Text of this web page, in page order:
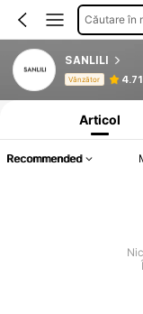
Căutare în
SANLILI
Vânzător 4.71
Informații despre
Articol
Recommended